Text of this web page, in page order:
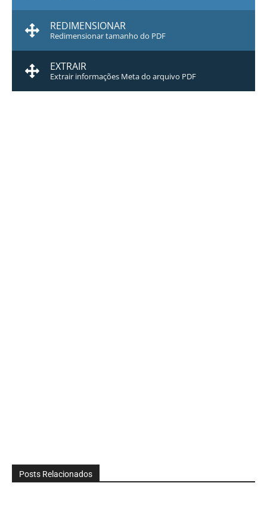
REDIMENSIONAR
Redimensionar tamanho do PDF
EXTRAIR
Extrair informações Meta do arquivo PDF
Posts Relacionados